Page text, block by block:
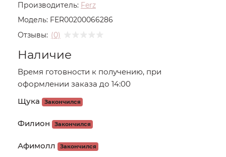
Производитель: Ferz
Модель: FER00200066286
Отзывы: (0)
Наличие
Время готовности к получению, при
оформлении заказа до 14:00
Щука
Закончился
Филион Закончился
Афимолл Закончился